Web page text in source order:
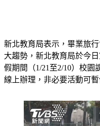
新北教育局表示，畢業旅
大趨勢，新北教育局於今
假期間（1/21至2/10）校
線上辦理，非必要活動可暫